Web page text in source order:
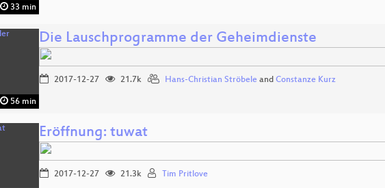
33 min
56 min
Die Lauschprogramme der Geheimdienste
2017-12-27 21.7k Hans-Christian Ströbele and Constanze Kurz
Eröffnung: tuwat
2017-12-27 21.3k Tim Pritlove